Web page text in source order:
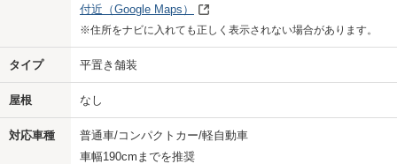
付近 （Google Maps）
※住所をナビに入れても正しく表示されない場合があります。
タイプ 平置き舗装
屋根 なし
対応車種
普通車/コンパクトカー/軽自動車
車幅190cmまでを推奨